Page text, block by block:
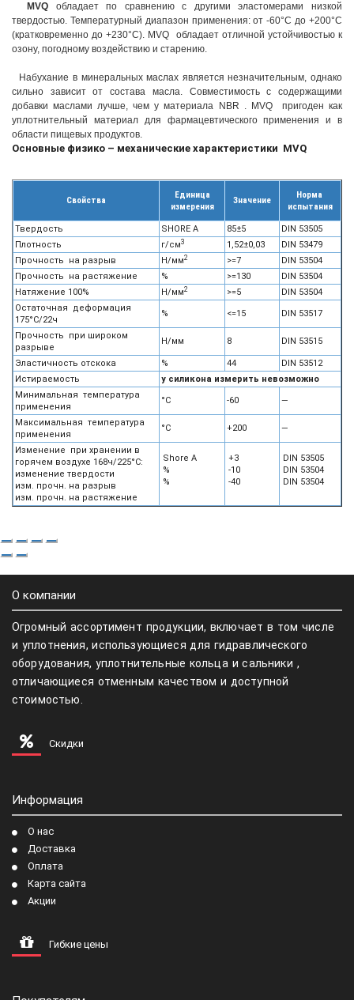
MVQ обладает по сравнению с другими эластомерами низкой
твердостью. Температурный диапазон применения: от -60°С до +200°С
(кратковременно до +230°С). MVQ обладает отличной устойчивостью к
озону, погодному воздействию и старению.
Набухание в минеральных маслах является незначительным, однако
сильно зависит от состава масла. Совместимость с содержащими
добавки маслами лучше, чем у материала NBR . MVQ пригоден как
уплотнительный материал для фармацевтического применения и в
области пищевых продуктов.
Основные физико – механические характеристики MVQ
Свойства
Единица
измерения
Значение
Норма
испытания
Твердость SHORE A 85±5
DIN 53505
Плотность
г/см3 1,52±0,03
DIN 53479
Прочность на разрыв
Н/мм2 >=7
DIN 53504
Прочность на растяжение
% >=130
DIN 53504
Натяжение 100%
Н/мм2 >=5
DIN 53504
Остаточная деформация
175°С/22ч
% <=15 DIN 53517
Прочность при широком
разрыве
Н/мм 8 DIN 53515
Эластичность отскока % 44
DIN 53512
Истираемость
у силикона измерить невозможно
Минимальная температура
применения
°С -60 —
Максимальная температура
применения
°С +200 —
Изменение при хранении в
горячем воздухе 168ч/225°С:
изменение твердости
изм. прочн. на разрыв
изм. прочн. на растяжение
Shore A
%
%
+3
-10
-40
DIN 53505
DIN 53504
DIN 53504
О компании
Огромный ассортимент продукции, включает в том числе
и уплотнения, использующиеся для гидравлического
оборудования, уплотнительные кольца и сальники ,
отличающиеся отменным качеством и доступной
стоимостью.
Скидки
Информация
О нас
Доставка
Оплата
Карта сайта
Акции
Гибкие цены